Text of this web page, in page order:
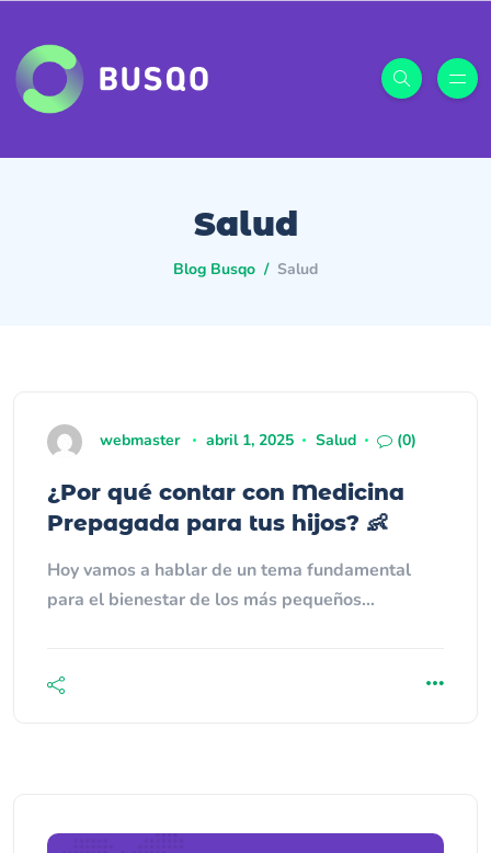
Salud
Blog Busqo Salud
webmaster abril 1, 2025 Salud (0)
¿Por qué contar con Medicina
Prepagada para tus hijos? 👶
Hoy vamos a hablar de un tema fundamental
para el bienestar de los más pequeños…